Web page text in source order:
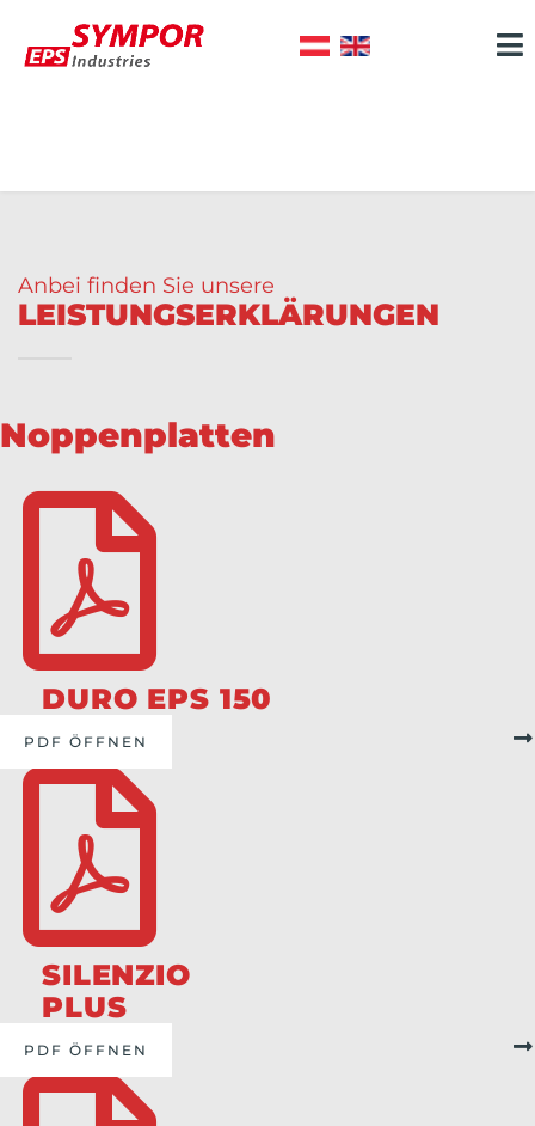
Anbei finden Sie unsere
LEISTUNGSERKLÄRUNGEN
Noppenplatten
DURO EPS 150
PDF ÖFFNEN
SILENZIO
PLUS
PDF ÖFFNEN